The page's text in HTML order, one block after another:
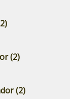
(2)
(2)